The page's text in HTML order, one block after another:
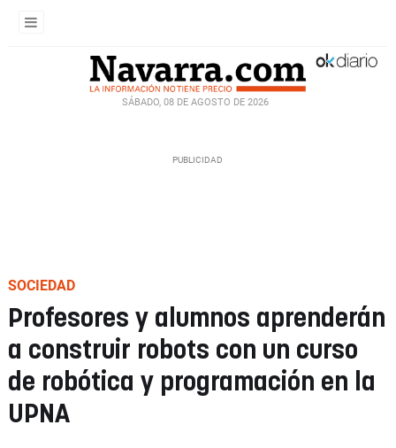
SÁBADO, 08 DE AGOSTO DE 2026
SOCIEDAD
Profesores y alumnos aprenderán
a construir robots con un curso
de robótica y programación en la
UPNA